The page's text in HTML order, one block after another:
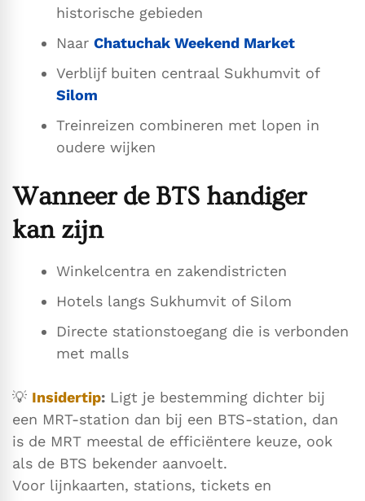
historische gebieden
Naar Chatuchak Weekend Market
Verblijf buiten centraal Sukhumvit of
Silom
Treinreizen combineren met lopen in
oudere wijken
Wanneer de BTS handiger
kan zijn
Winkelcentra en zakendistricten
Hotels langs Sukhumvit of Silom
Directe stationstoegang die is verbonden
met malls
💡 Insidertip: Ligt je bestemming dichter bij
een MRT-station dan bij een BTS-station, dan
is de MRT meestal de efficiëntere keuze, ook
als de BTS bekender aanvoelt.
Voor lijnkaarten, stations, tickets en